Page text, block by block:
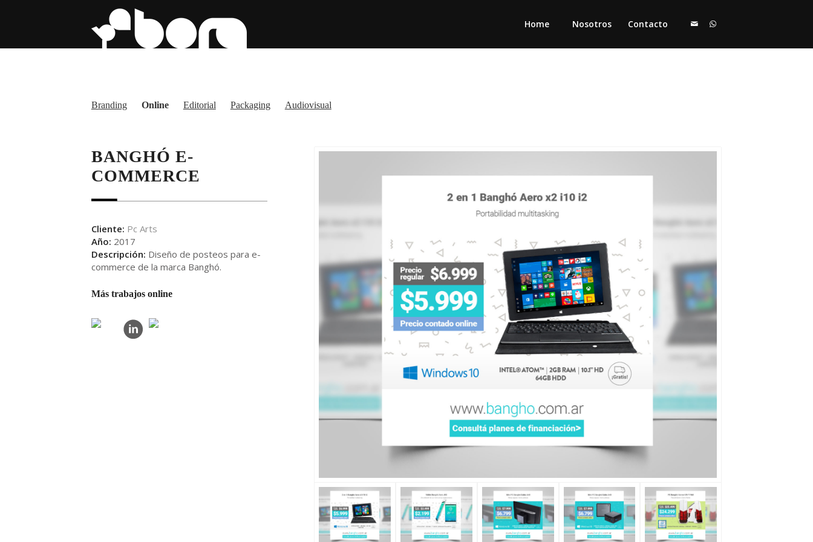
Home Nosotros Contacto
Branding Online Editorial Packaging Audiovisual
BANGHÓ E-
COMMERCE
Cliente: Pc Arts
Año: 2017
Descripción: Diseño de posteos para e-
commerce de la marca Banghó.
Más trabajos online